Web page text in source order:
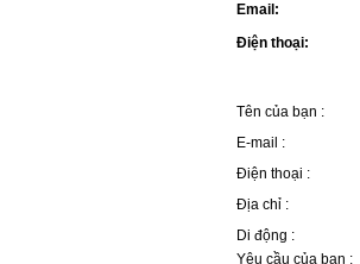
Email:
Điện thoại:
Tên của bạn :
E-mail :
Điện thoại :
Địa chỉ :
Di động :
Yêu cầu của bạn :